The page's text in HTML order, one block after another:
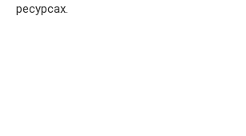
ресурсах.